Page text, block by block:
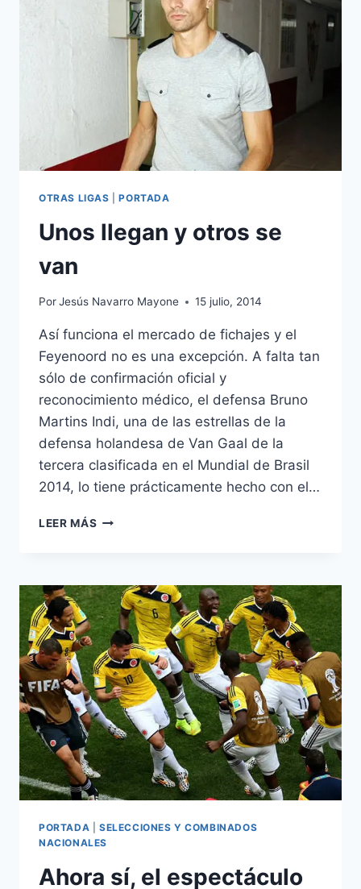
OTRAS LIGAS |PORTADA
Unos llegan y otros se
van
PorJesús Navarro Mayone 15 julio, 2014
Así funciona el mercado de fichajes y el
Feyenoord no es una excepción. A falta tan
sólo de confirmación oficial y
reconocimiento médico, el defensa Bruno
Martins Indi, una de las estrellas de la
defensa holandesa de Van Gaal de la
tercera clasificada en el Mundial de Brasil
2014, lo tiene prácticamente hecho con el…
LEER MÁS UNOS
SE
VAN
PORTADA
SELECCIONES Y COMBINADOS
NACIONALES
Ahora sí, el espectáculo